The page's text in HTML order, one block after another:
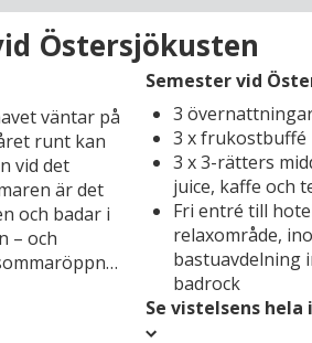
hand. Njut av lugna stunder med en
behov och få ut det mesta av den vackra
avkoppling till kultur och aktiviteter.
Östersjökusten
väntar på
runt kan
vid det
är det
och badar i
– och
Semester vid
3
3 x frukostbuffé
3 x 3-rätters
juice, kaffe och
Fri entré till
relaxområde,
bastuavdelning
badrock
Se vistelsens